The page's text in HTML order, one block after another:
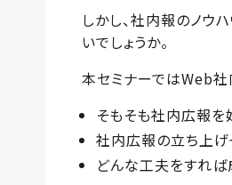
しかし、社内報のノウ
いでしょうか。
本セミナーではWeb
そもそも社内広報を
社内広報の立ち上げ
どんな工夫をすれば